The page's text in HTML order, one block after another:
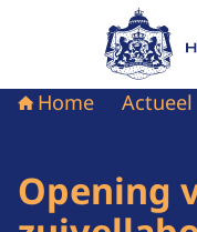
Naar de
Home Actueel
Opening